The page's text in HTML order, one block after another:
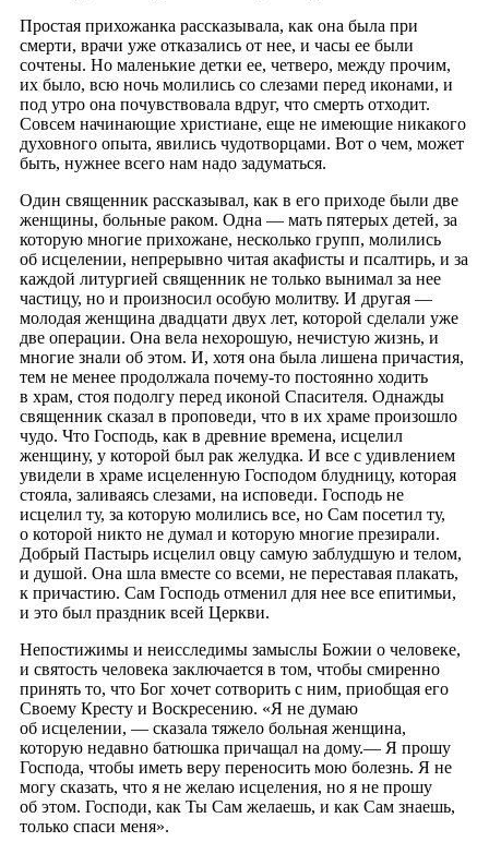
Простая прихожанка рассказывала, как она была при
смерти, врачи уже отказались от нее, и часы ее были
сочтены. Но маленькие детки ее, четверо, между прочим,
их было, всю ночь молились со слезами перед иконами, и
под утро она почувствовала вдруг, что смерть отходит.
Совсем начинающие христиане, еще не имеющие никакого
духовного опыта, явились чудотворцами. Вот о чем, может
быть, нужнее всего нам надо задуматься.
Один священник рассказывал, как в его приходе были две
женщины, больные раком. Одна — мать пятерых детей, за
которую многие прихожане, несколько групп, молились
об исцелении, непрерывно читая акафисты и псалтирь, и за
каждой литургией священник не только вынимал за нее
частицу, но и произносил особую молитву. И другая —
молодая женщина двадцати двух лет, которой сделали уже
две операции. Она вела нехорошую, нечистую жизнь, и
многие знали об этом. И, хотя она была лишена причастия,
тем не менее продолжала почему-то постоянно ходить
в храм, стоя подолгу перед иконой Спасителя. Однажды
священник сказал в проповеди, что в их храме произошло
чудо. Что Господь, как в древние времена, исцелил
женщину, у которой был рак желудка. И все с удивлением
увидели в храме исцеленную Господом блудницу, которая
стояла, заливаясь слезами, на исповеди. Господь не
исцелил ту, за которую молились все, но Сам посетил ту,
о которой никто не думал и которую многие презирали.
Добрый Пастырь исцелил овцу самую заблудшую и телом,
и душой. Она шла вместе со всеми, не переставая плакать,
к причастию. Сам Господь отменил для нее все епитимьи,
и это был праздник всей Церкви.
Непостижимы и неисследимы замыслы Божии о человеке,
и святость человека заключается в том, чтобы смиренно
принять то, что Бог хочет сотворить с ним, приобщая его
Своему Кресту и Воскресению. «Я не думаю
об исцелении, — сказала тяжело больная женщина,
которую недавно батюшка причащал на дому.— Я прошу
Господа, чтобы иметь веру переносить мою болезнь. Я не
могу сказать, что я не желаю исцеления, но я не прошу
об этом. Господи, как Ты Сам желаешь, и как Сам знаешь,
только спаси меня».